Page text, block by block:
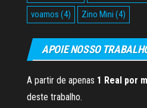
voamos (4) Zino Mini (4)
APOIE NOSSO
A partir de apenas 1 Real por
deste trabalho.